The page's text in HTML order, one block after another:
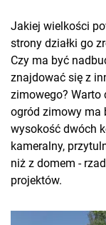
Jakiej wielkości
strony działki go
Czy ma być
znajdować się z
zimowego? Warto
ogród zimowy ma
wysokość dwóch
kameralny,
niż z domem -
projektów.